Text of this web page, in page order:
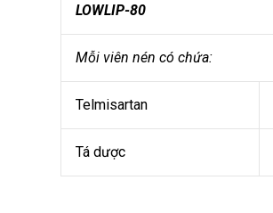
LOWLIP-80
Mỗi viên nén có chứa:
Telmisartan
Tá dược